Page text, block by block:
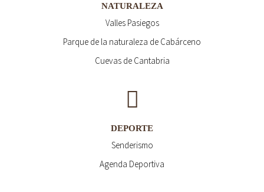
NATURALEZA
Valles Pasiegos
Parque de la naturaleza de Cabárceno
Cuevas de Cantabria
DEPORTE
Senderismo
Agenda Deportiva